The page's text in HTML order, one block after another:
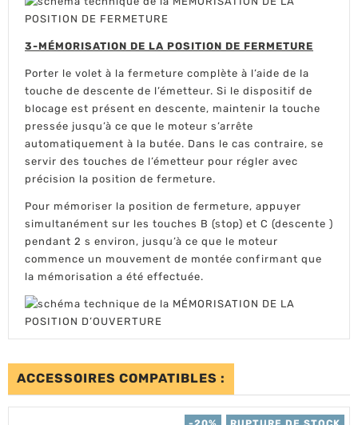
3-MÉMORISATION DE LA POSITION DE FERMETURE
Porter le volet à la fermeture complète à l’aide de la
touche de descente de l’émetteur. Si le dispositif de
blocage est présent en descente, maintenir la touche
pressée jusqu’à ce que le moteur s’arrête
automatiquement à la butée. Dans le cas contraire, se
servir des touches de l’émetteur pour régler avec
précision la position de fermeture.
Pour mémoriser la position de fermeture, appuyer
simultanément sur les touches B (stop) et C (descente )
pendant 2 s environ, jusqu’à ce que le moteur
commence un mouvement de montée confirmant que
la mémorisation a été effectuée.
ACCESSOIRES COMPATIBLES :